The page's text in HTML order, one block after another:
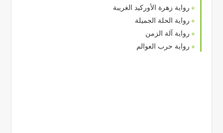
رواية زهرة الأوركيد الغريبة
رواية الحلة الجميلة
رواية آلة الزمن
رواية حرب العوالم